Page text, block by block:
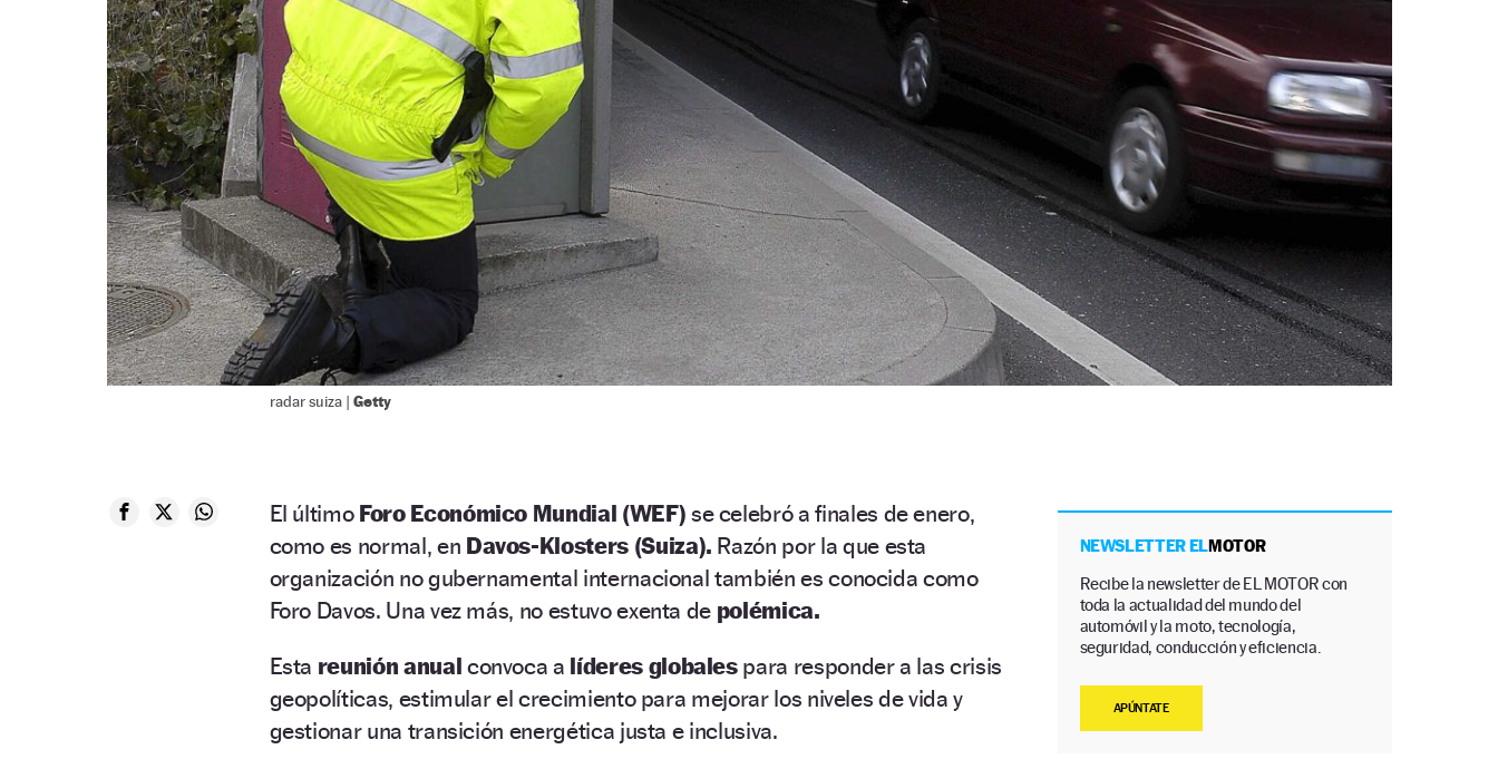
radar suiza | Getty
El último Foro Económico Mundial (WEF) se celebró a finales de enero,
como es normal, en Davos-Klosters (Suiza). Razón por la que esta
organización no gubernamental internacional también es conocida como
Foro Davos. Una vez más, no estuvo exenta de polémica.
Esta reunión anual convoca a líderes globalespara responder a las crisis
geopolíticas, estimular el crecimiento para mejorar los niveles de vida y
gestionar una transición energética justa e inclusiva.
NEWSLETTER ELMOTOR
Recibe la newsletter de EL MOTOR con
toda la actualidad del mundo del
automóvil y la moto, tecnología,
seguridad, conducción y eficiencia.
APÚNTATE